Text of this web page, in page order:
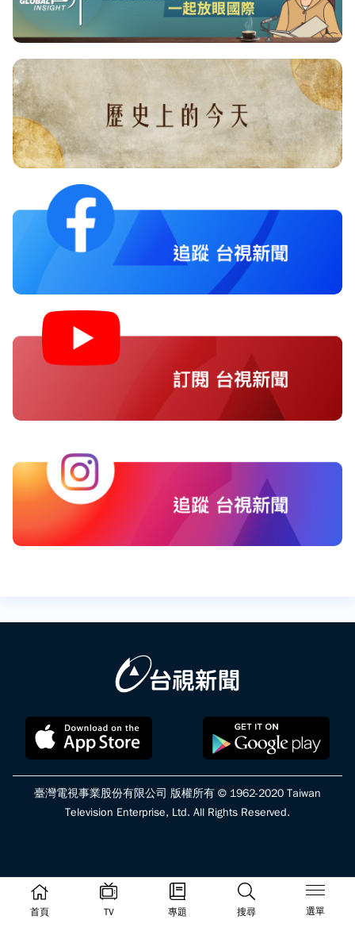
首頁 TV 專題 搜尋 選單
臺灣電視事業股份有限公司 版權所有 © 1962-2020 Taiwan
Television Enterprise, Ltd. All Rights Reserved.